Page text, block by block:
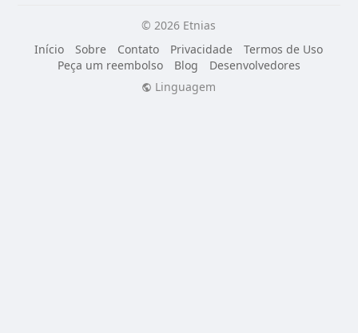
© 2026 Etnias
Início
Sobre Contato Privacidade
Termos de Uso
Peça um reembolso
Blog
Desenvolvedores
Linguagem